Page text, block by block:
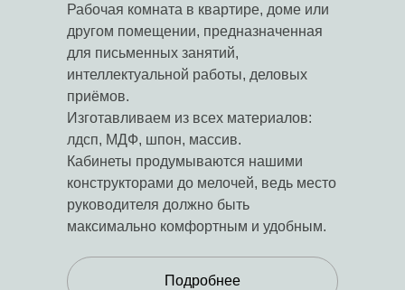
Рабочая комната в квартире, доме или
другом помещении, предназначенная
для письменных занятий,
интеллектуальной работы, деловых
приёмов.
Изготавливаем из всех материалов:
лдсп, МДФ, шпон, массив.
Кабинеты продумываются нашими
конструкторами до мелочей, ведь место
руководителя должно быть
максимально комфортным и удобным.
Подробнее